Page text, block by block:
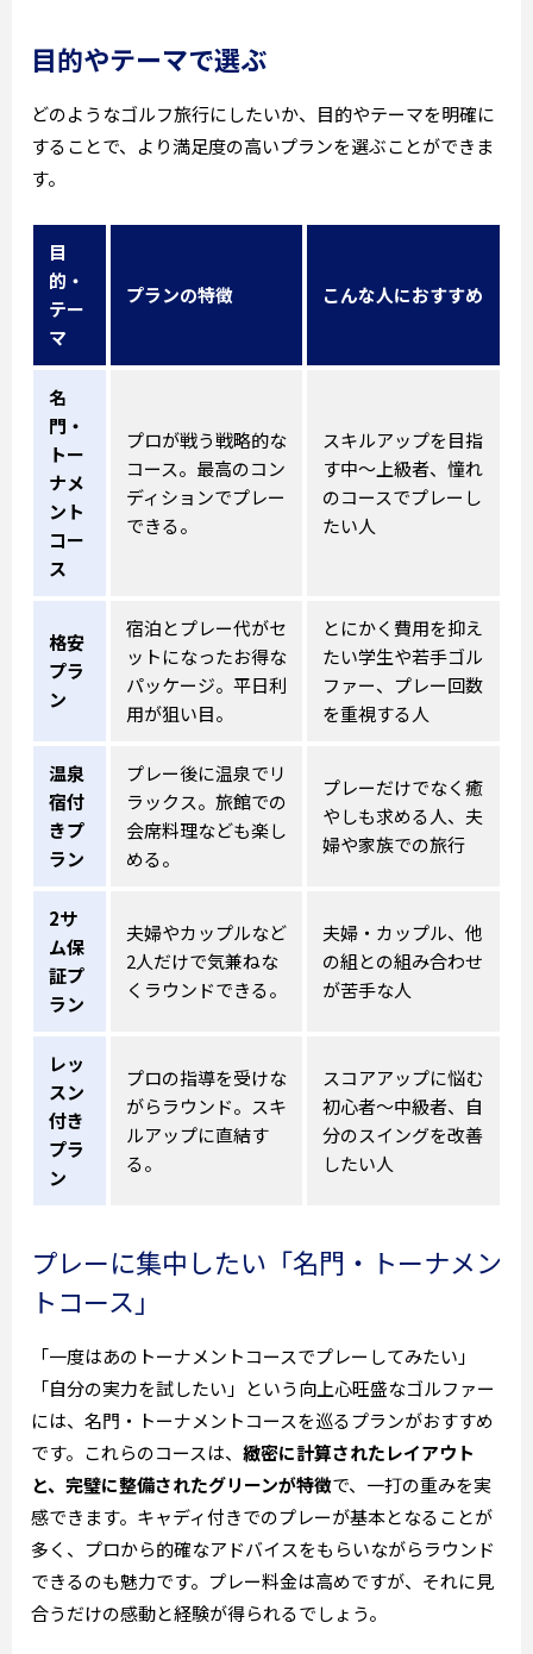
目的やテーマで選ぶ
どのようなゴルフ旅行にしたいか、目的やテーマを明確に
することで、より満足度の高いプランを選ぶことができま
す。
目
的・
テー
マ
プランの特徴 こんな人におすすめ
名
門・
トー
ナメ
ント
コー
ス
プロが戦う戦略的な
コース。最高のコン
ディションでプレー
できる。
スキルアップを目指
す中～上級者、憧れ
のコースでプレーし
たい人
格安
プラ
ン
宿泊とプレー代がセ
ットになったお得な
パッケージ。平日利
用が狙い目。
とにかく費用を抑え
たい学生や若手ゴル
ファー、プレー回数
を重視する人
温泉
宿付
きプ
ラン
プレー後に温泉でリ
ラックス。旅館での
会席料理なども楽し
める。
プレーだけでなく癒
やしも求める人、夫
婦や家族での旅行
2サ
ム保
証プ
ラン
夫婦やカップルなど
2人だけで気兼ねな
くラウンドできる。
夫婦・カップル、他
の組との組み合わせ
が苦手な人
レッ
スン
付き
プラ
ン
プロの指導を受けな
がらラウンド。スキ
ルアップに直結す
る。
スコアアップに悩む
初心者～中級者、自
分のスイングを改善
したい人
プレーに集中したい「名門・トーナメン
トコース」
「一度はあのトーナメントコースでプレーしてみたい」
「自分の実力を試したい」という向上心旺盛なゴルファー
には、名門・トーナメントコースを巡るプランがおすすめ
です。これらのコースは、 緻密に計算されたレイアウト
と、完璧に整備されたグリーンが特徴で、一打の重みを実
感できます。キャディ付きでのプレーが基本となることが
多く、プロから的確なアドバイスをもらいながらラウンド
できるのも魅力です。プレー料金は高めですが、それに見
合うだけの感動と経験が得られるでしょう。